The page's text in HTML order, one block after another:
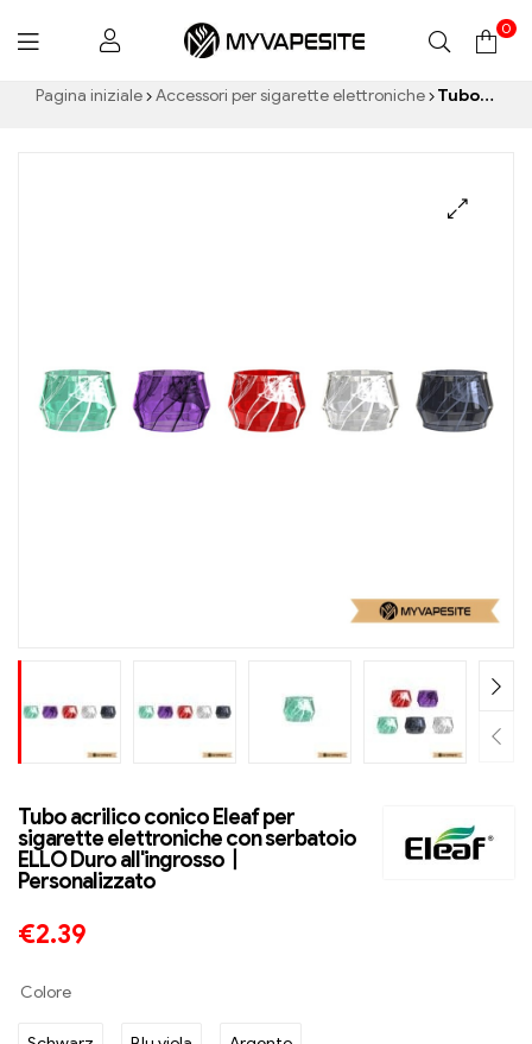
Myvapesite.de
0
Pagina iniziale Accessori per sigarette elettroniche Tubo acrilico conico Eleaf per sigarette elettroniche con serbatoio ELLO Duro all'ingrosso丨Personalizzato
Tubo acrilico conico Eleaf per
sigarette elettroniche con serbatoio
ELLO Duro all'ingrosso丨
Personalizzato
€2.39
Colore